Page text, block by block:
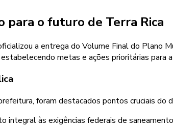
o futuro de Terra Rica
a entrega do Volume Final do Plano
metas e ações prioritárias para
foram destacados pontos cruciais do
integral às exigências federais de